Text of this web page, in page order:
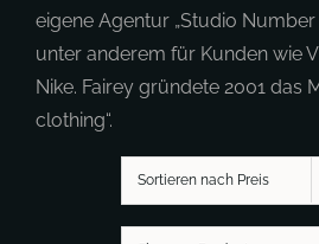
eigene Agentur „Studio Number
unter anderem für Kunden wie
Nike. Fairey gründete 2001 das
clothing“.
Sortieren nach Preis